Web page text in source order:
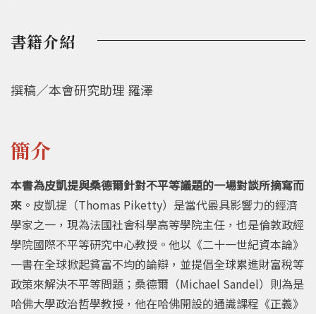
書籍介紹
撰稿／本會研究助理 羅澤
簡介
本書為皮凱提與桑德爾針對不平等議題的一場對談所摘寫而
來 。皮凱提（Thomas Piketty）是當代最具影響力的經濟
學家之一，現為法國社會科學高等學院主任，也是倫敦政經
學院國際不平等研究中心教授。他以《二十一世紀資本論》
一書在全球掀起貧富不均的論辯，並提倡全球累進財富稅等
政策來解決不平等問題；桑德爾（Michael Sandel）則為是
哈佛大學政治哲學教授，他在哈佛開設的通識課程《正義》